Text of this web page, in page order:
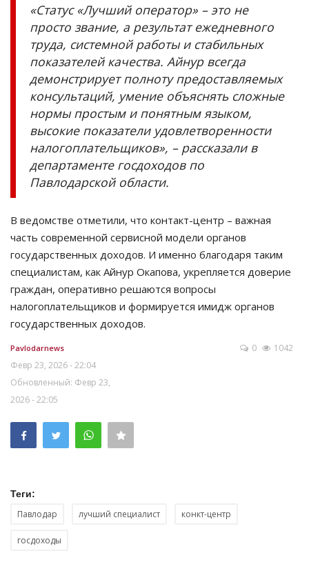
«Статус «Лучший оператор» – это не
просто звание, а результат ежедневного
труда, системной работы и стабильных
показателей качества. Айнур всегда
демонстрирует полноту предоставляемых
консультаций, умение объяснять сложные
нормы простым и понятным языком,
высокие показатели удовлетворенности
налогоплательщиков», – рассказали в
департаменте госдоходов по
Павлодарской области.
В ведомстве отметили, что контакт-центр – важная
часть современной сервисной модели органов
государственных доходов. И именно благодаря таким
специалистам, как Айнур Окапова, укрепляется доверие
граждан, оперативно решаются вопросы
налогоплательщиков и формируется имидж органов
государственных доходов.
Pavlodarnews
Февр 23, 2026 - 22:04
Обновленный: Февр 23,
2026 - 22:05
0 1042
Теги:
Павлодар лучший специалист конкт-центр
госдоходы